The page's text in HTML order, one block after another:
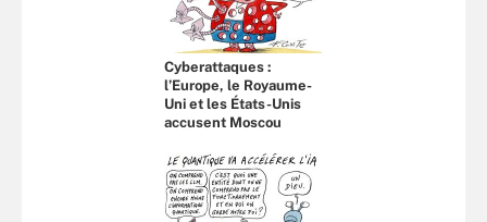
Cyberattaques :
l’Europe, le Royaume-
Uni et les États-Unis
accusent Moscou